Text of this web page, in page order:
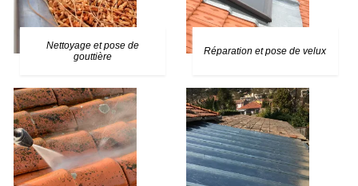
Nettoyage et pose de
gouttière
Réparation et pose de velux